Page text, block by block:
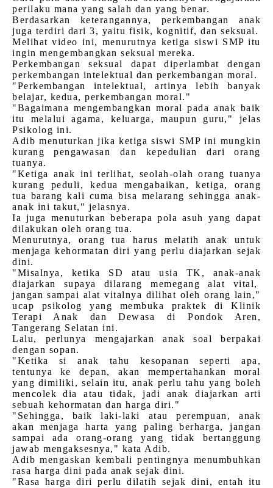
perilaku mana yang salah dan yang benar.
Berdasarkan keterangannya, perkembangan anak
juga terdiri dari 3, yaitu fisik, kognitif, dan seksual.
Melihat video ini, menurutnya ketiga siswi SMP itu
ingin mengembangkan seksual mereka.
Perkembangan seksual dapat diperlambat dengan
perkembangan intelektual dan perkembangan moral.
"Perkembangan intelektual, artinya lebih banyak
belajar, kedua, perkembangan moral."
"Bagaimana mengembangkan moral pada anak baik
itu melalui agama, keluarga, maupun guru," jelas
Psikolog ini.
Adib menuturkan jika ketiga siswi SMP ini mungkin
kurang pengawasan dan kepedulian dari orang
tuanya.
"Ketiga anak ini terlihat, seolah-olah orang tuanya
kurang peduli, kedua mengabaikan, ketiga, orang
tua barang kali cuma bisa melarang sehingga anak-
anak ini takut," jelasnya.
Ia juga menuturkan beberapa pola asuh yang dapat
dilakukan oleh orang tua.
Menurutnya, orang tua harus melatih anak untuk
menjaga kehormatan diri yang perlu diajarkan sejak
dini.
"Misalnya, ketika SD atau usia TK, anak-anak
diajarkan supaya dilarang memegang alat vital,
jangan sampai alat vitalnya dilihat oleh orang lain,"
ucap psikolog yang membuka praktek di Klinik
Terapi Anak dan Dewasa di Pondok Aren,
Tangerang Selatan ini.
Lalu, perlunya mengajarkan anak soal berpakai
dengan sopan.
"Ketika si anak tahu kesopanan seperti apa,
tentunya ke depan, akan mempertahankan moral
yang dimiliki, selain itu, anak perlu tahu yang boleh
mencolek dia atau tidak, jadi anak diajarkan arti
sebuah kehormatan dan harga diri."
"Sehingga, baik laki-laki atau perempuan, anak
akan menjaga harta yang paling berharga, jangan
sampai ada orang-orang yang tidak bertanggung
jawab mengaksesnya," kata Adib.
Adib mengaskan kembali pentingnya menumbuhkan
rasa harga dini pada anak sejak dini.
"Rasa harga diri perlu dilatih sejak dini, entah itu